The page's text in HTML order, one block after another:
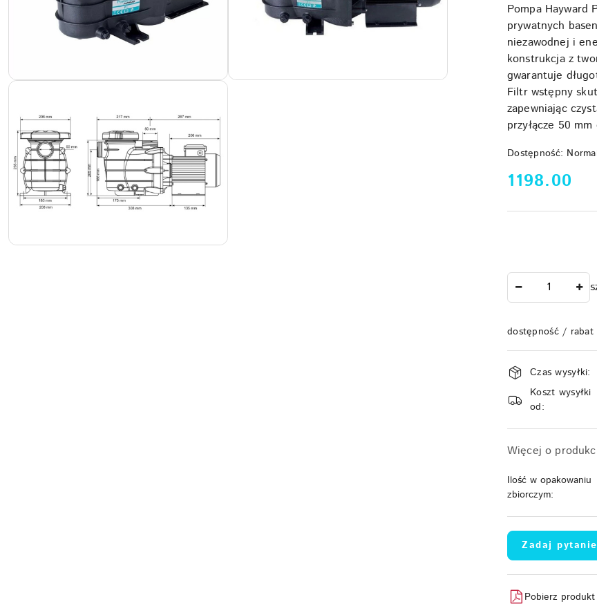
Pompa Hayward
prywatnych
niezawodnej i
konstrukcja z
gwarantuje
Filtr wstępny
zapewniając
przyłącze 50
Dostępność:
cena:
1198.00
dostępność /
Dostępność
i
dostawa
Czas wysyłki:
Koszt wysyłki
od:
Więcej o
Ilość w opakowaniu
zbiorczym:
Zadaj pytanie
Pobierz